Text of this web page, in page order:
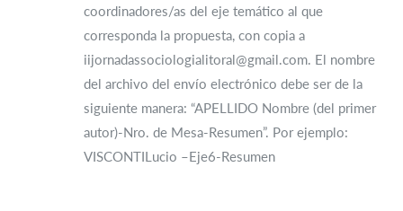
coordinadores/as del eje temático al que
corresponda la propuesta, con copia a
iijornadassociologialitoral@gmail.com. El nombre
del archivo del envío electrónico debe ser de la
siguiente manera: “APELLIDO Nombre (del primer
autor)-Nro. de Mesa-Resumen”. Por ejemplo:
VISCONTILucio –Eje6-Resumen